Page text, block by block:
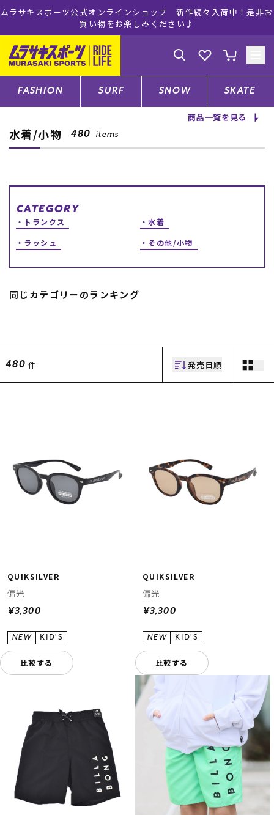
式オンラインショップ 新作続々入荷中！是非お
買い物をお楽しみください♪
ムラサキスポー
ゲスト様
ログイン 会員登録
店舗一覧
CATEGORY
ファッションTOP
スノーTOP
スタッフスナップ
中古/アウトレット サー
フ
中古/アウトレット スノ
アフターサポート
下取り保証について
よくある質問
店舗一覧
ムラサキスポーツ 公式アプリ
ポイント・クーポンもこのアプリで！
FASHION SURF SNOW SKATE
商品一覧を見る
水着/小物 480 items
CATEGORY
トランクス
水着
ラッシュ
その他/小物
同じカテゴリーのランキング
480 件 発売日順
QUIKSILVER
偏光
¥3,300
比較する
QUIKSILVER
偏光
¥3,300
比較する